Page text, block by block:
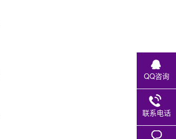
QQ咨询
联系电话